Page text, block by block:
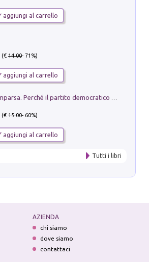
aggiungi al carrello
(€14.00- 71%)
aggiungi al carrello
(€15.00- 60%)
aggiungi al carrello
Tutti i libri
AZIENDA
chi siamo
dove siamo
contattaci